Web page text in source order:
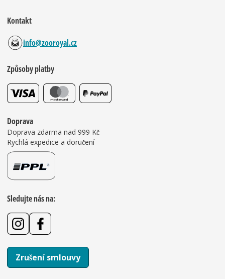
Kontakt
info@zooroyal.cz
Způsoby platby
Doprava
Doprava zdarma nad 999 Kč
Rychlá expedice a doručení
Sledujte nás na:
Zrušení smlouvy